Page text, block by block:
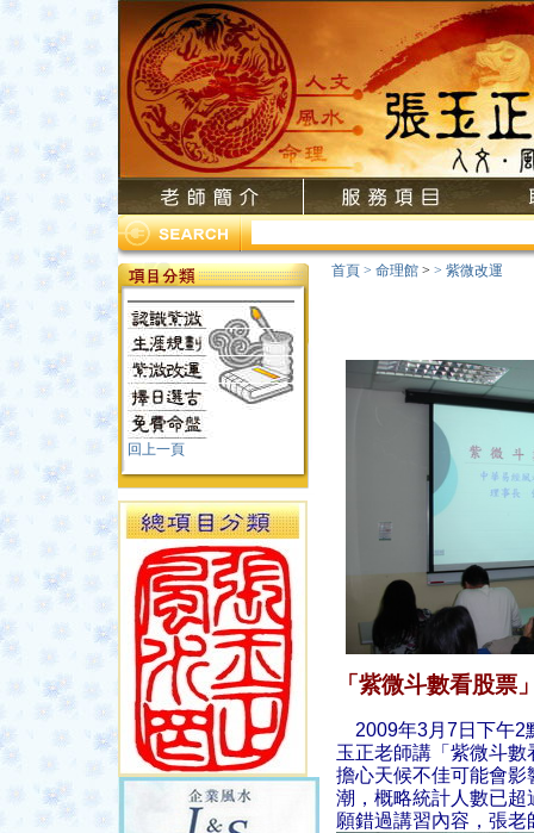
回上一頁
首頁 > 命理館 > > 紫微改運
「紫微斗數看股票
2009年3月7日下午2
玉正老師講「紫微斗
擔心天候不佳可能會
潮，概略統計人數已
願錯過講習內容，張